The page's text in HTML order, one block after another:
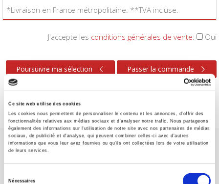
Ce site web utilise des cookies
Les cookies nous permettent de personnaliser le contenu et les annonces, d'offrir des
fonctionnalités relatives aux médias sociaux et d'analyser notre trafic. Nous partageons
également des informations sur l'utilisation de notre site avec nos partenaires de médias
sociaux, de publicité et d'analyse, qui peuvent combiner celles-ci avec d'autres
informations que vous leur avez fournies ou qu'ils ont collectées lors de votre utilisation
de leurs services.
Nécessaires
*Livraison en France métropolitaine. **TVA incluse.
J'accepte les conditions générales de vente: Oui
Poursuivre ma sélection Passer la commande